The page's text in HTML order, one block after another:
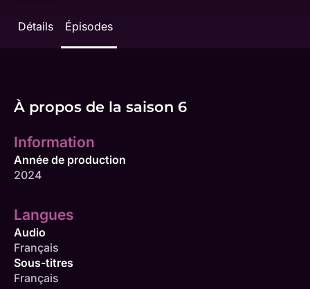
Détails Épisodes
À propos de la saison 6
Information
Année de production
2024
Langues
Audio
Français
Sous-titres
Français